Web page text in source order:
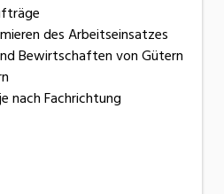
des Arbeitseinsatzes
Bewirtschaften von Gütern
nach Fachrichtung